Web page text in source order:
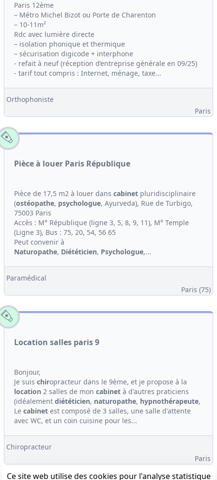
Paris 12ème
– Métro Michel Bizot ou Porte de Charenton
– 10-11m²
Rdc avec lumière directe
– isolation phonique et thermique
– sécurisation digicode + interphone
- refait à neuf (réception d’entreprise générale en 09/25)
- tarif tout compris : Internet, ménage, taxe...
Orthophoniste
Paris
Pièce à louer Paris République
Pièce de 17,5 m2 à louer dans cabinet pluridisciplinaire
(ostéopathe, psychologue, Ayurveda), Rue de Turbigo,
75003 Paris
Accès : M° République (ligne 3, 5, 8, 9, 11), M° Temple
(Ligne 3), Bus : 75, 20, 54, 56 65
Peut convenir à
Naturopathe, Diététicien, Psychologue,...
Paramédical
Paris (75)
Location salles paris 9
Bonjour,
Je suis chiropracteur dans le 9ème, et je propose à la
location 2 salles de mon cabinet à d'autres praticiens
(idéalement diététicien, naturopathe, hypnothérapeute,
Le cabinet est composé de 3 salles, une salle d'attente
avec WC, et un coin cuisine pour les...
Chiropracteur
Paris
Ce site web utilise des cookies pour l'analyse statistique